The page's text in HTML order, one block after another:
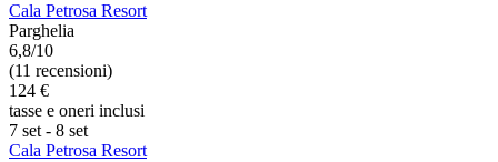
Cala Petrosa Resort
Parghelia
6,8/10
(11 recensioni)
124 €
tasse e oneri inclusi
7 set - 8 set
Cala Petrosa Resort